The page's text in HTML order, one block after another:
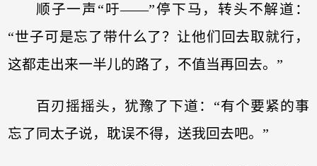
顺子一声“吁——”停下马，转头不解道：
“世子可是忘了带什么了？让他们回去取就行，
这都走出来一半儿的路了，不值当再回去。”
百刃摇摇头，犹豫了下道：“有个要紧的事
忘了同太子说，耽误不得，送我回去吧。”